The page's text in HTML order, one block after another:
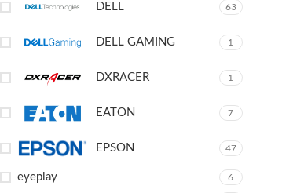
DELL 63
DELL GAMING 1
DXRACER 1
EATON 7
EPSON 47
eyeplay 6